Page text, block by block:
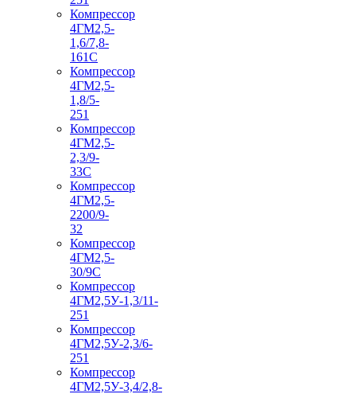
Компрессор
4ГМ2,5-
1,6/7,8-
161С
Компрессор
4ГМ2,5-
1,8/5-
251
Компрессор
4ГМ2,5-
2,3/9-
33С
Компрессор
4ГМ2,5-
2200/9-
32
Компрессор
4ГМ2,5-
30/9С
Компрессор
4ГМ2,5У-1,3/11-
251
Компрессор
4ГМ2,5У-2,3/6-
251
Компрессор
4ГМ2,5У-3,4/2,8-